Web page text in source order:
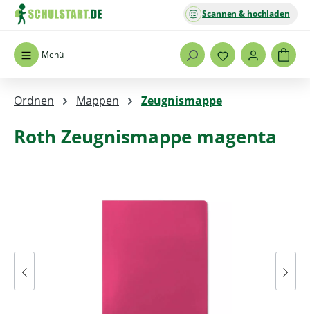
Zum Hauptinhalt springen
Menü
Scannen & hochladen
Ordnen Mappen Zeugnismappe
Roth Zeugnismappe magenta
Bildergalerie überspringen